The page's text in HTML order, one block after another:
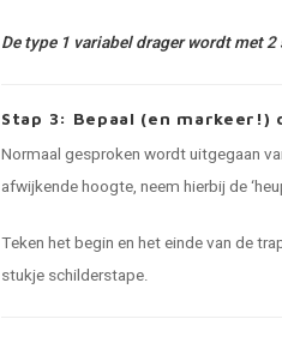
De type 1 variabel drager wordt met
Stap 3: Bepaal (en markeer!)
Normaal gesproken wordt uitgegaan
afwijkende hoogte, neem hierbij de
Teken het begin en het einde van de
stukje schilderstape.